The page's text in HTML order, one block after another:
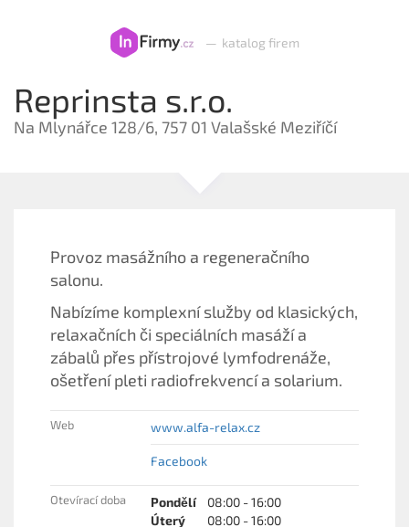
— katalog firem
Reprinsta s.r.o.
Na Mlynářce 128/6, 757 01 Valašské Meziříčí
Provoz masážního a regeneračního
salonu.
Nabízíme komplexní služby od klasických,
relaxačních či speciálních masáží a
zábalů přes přístrojové lymfodrenáže,
ošetření pleti radiofrekvencí a solarium.
Web www.alfa-relax.cz
Facebook
Otevírací doba Pondělí
08:00 - 16:00
Úterý
08:00 - 16:00